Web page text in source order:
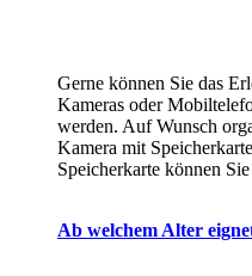
Gerne können Sie das
Kameras oder
werden. Auf Wunsch
Kamera mit
Speicherkarte können
Ab welchem Alter